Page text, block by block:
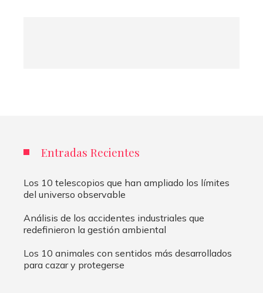
Entradas Recientes
Los 10 telescopios que han ampliado los límites
del universo observable
Análisis de los accidentes industriales que
redefinieron la gestión ambiental
Los 10 animales con sentidos más desarrollados
para cazar y protegerse